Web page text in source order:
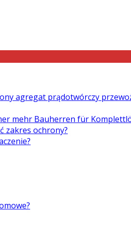
agregat prądotwórczy
mehr Bauherren für
zakres ochrony?